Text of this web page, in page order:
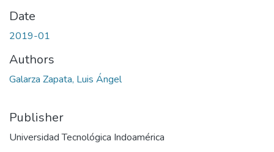
Date
2019-01
Authors
Galarza Zapata, Luis Ángel
Publisher
Universidad Tecnológica Indoamérica